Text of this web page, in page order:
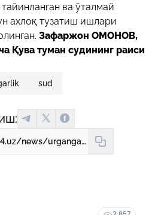
ва ўталмай
ахлоқ тузатиш ишлари
Зафаржон ОМОНОВ,
Қува туман судининг раиси
sud
https://hudud24.uz/news/urgangan-kungil-fargonada-avval-tovlamachilik-tufajli-zhazolangan-jigit-kejinchalik-firibgarlik-uchun-2-jilu-1-ojga-ozodlikdan-makhrum-kilindi